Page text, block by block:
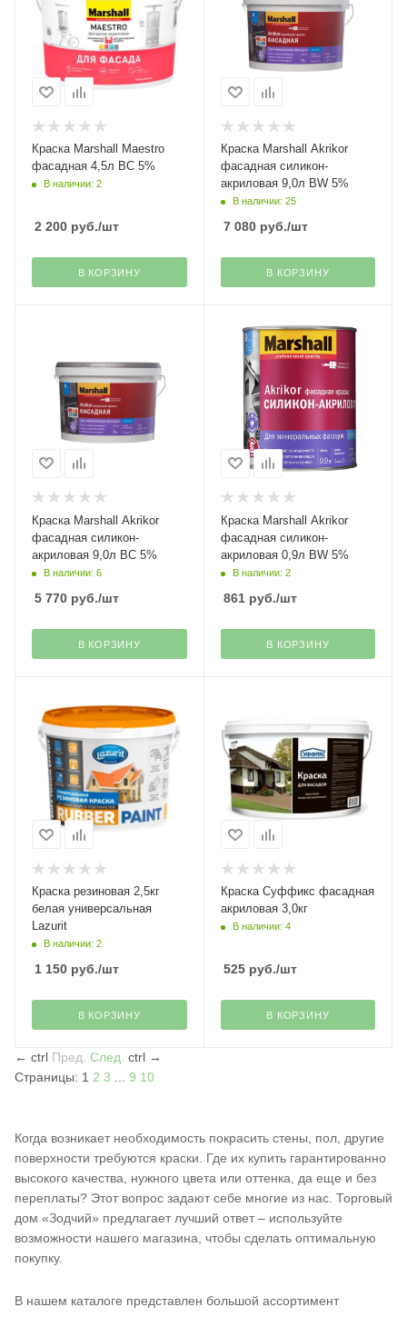
Краска Marshall Maestro
фасадная 4,5л BC 5%
В наличии: 2
2 200 руб./шт
В КОРЗИНУ
Краска Marshall Akrikor
фасадная силикон-
акриловая 9,0л BW 5%
В наличии: 25
7 080руб./шт
В КОРЗИНУ
Краска Marshall Akrikor
фасадная силикон-
акриловая 9,0л BC 5%
В наличии: 6
5 770 руб./шт
В КОРЗИНУ
Краска Marshall Akrikor
фасадная силикон-
акриловая 0,9л BW 5%
В наличии: 2
861руб./шт
В КОРЗИНУ
Краска резиновая 2,5кг
белая универсальная
Lazurit
В наличии: 2
1 150 руб./шт
В КОРЗИНУ
Краска Суффикс фасадная
акриловая 3,0кг
В наличии: 4
525руб./шт
В КОРЗИНУ
← ctrl Пред. След. ctrl →
Страницы: 1 2 3 9 10
Когда возникает необходимость покрасить стены, пол, другие
поверхности требуются краски. Где их купить гарантированно
высокого качества, нужного цвета или оттенка, да еще и без
переплаты? Этот вопрос задают себе многие из нас. Торговый
дом «Зодчий» предлагает лучший ответ – используйте
возможности нашего магазина, чтобы сделать оптимальную
покупку.
В нашем каталоге представлен большой ассортимент